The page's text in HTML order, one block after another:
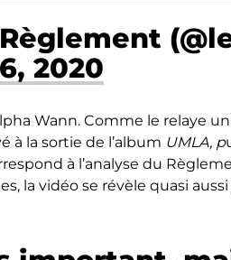
2020
Wann. Comme le relaye
à la sortie de l’album UMLA, p
à l’analyse du
la vidéo se révèle quasi